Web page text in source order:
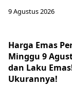
9 Agustus 2026
Harga Emas
Minggu 9
dan Laku
Ukurannya!